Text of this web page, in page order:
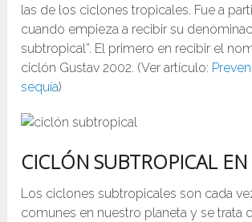
las de los ciclones tropicales. Fue a
cuando empieza a recibir su
subtropical”. El primero en recibir el
ciclón Gustav 2002. (Ver artículo:
sequía)
CICLÓN SUBTROPICAL
Los ciclones subtropicales son cada
comunes en nuestro planeta y se trata